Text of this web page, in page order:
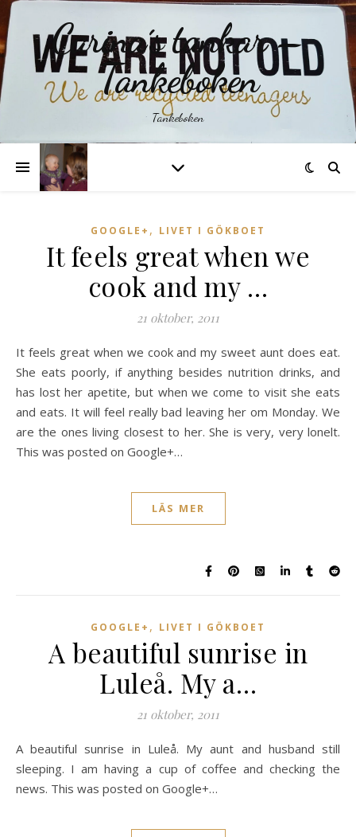
Carina´s tankar –
Tankeboken
Tankeboken
GOOGLE+ , LIVET I GÖKBOET
It feels great when we
cook and my …
21 oktober, 2011
It feels great when we cook and my sweet aunt does eat.
She eats poorly, if anything besides nutrition drinks, and
has lost her apetite, but when we come to visit she eats
and eats. It will feel really bad leaving her om Monday. We
are the ones living closest to her. She is very, very lonelt.
This was posted on Google+…
LÄS MER
GOOGLE+ , LIVET I GÖKBOET
A beautiful sunrise in
Luleå. My a…
21 oktober, 2011
A beautiful sunrise in Luleå. My aunt and husband still
sleeping. I am having a cup of coffee and checking the
news. This was posted on Google+…